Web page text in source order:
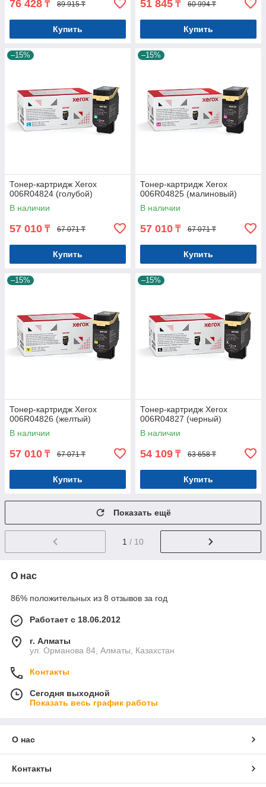
76 428 ₸ 89 915 ₸
Купить
51 845 ₸ 60 994 ₸
Купить
–15%
Тонер-картридж Xerox
006R04824 (голубой)
В наличии
57 010 ₸ 67 071 ₸
Купить
–15%
Тонер-картридж Xerox
006R04825 (малиновый)
В наличии
57 010 ₸ 67 071 ₸
Купить
–15%
Тонер-картридж Xerox
006R04826 (желтый)
В наличии
57 010 ₸ 67 071 ₸
Купить
–15%
Тонер-картридж Xerox
006R04827 (черный)
В наличии
54 109 ₸ 63 658 ₸
Купить
Показать ещё
1 / 10
О нас
86% положительных из 8 отзывов за год
Работает с 18.06.2012
г. Алматы
ул. Орманова 84, Алматы, Казахстан
Контакты
Сегодня выходной
Показать весь график работы
О нас
Контакты